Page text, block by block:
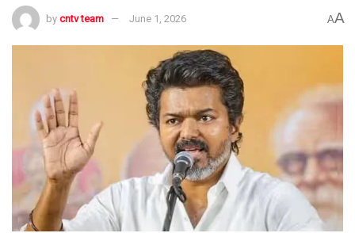
by cntv team June 1, 2026 AA